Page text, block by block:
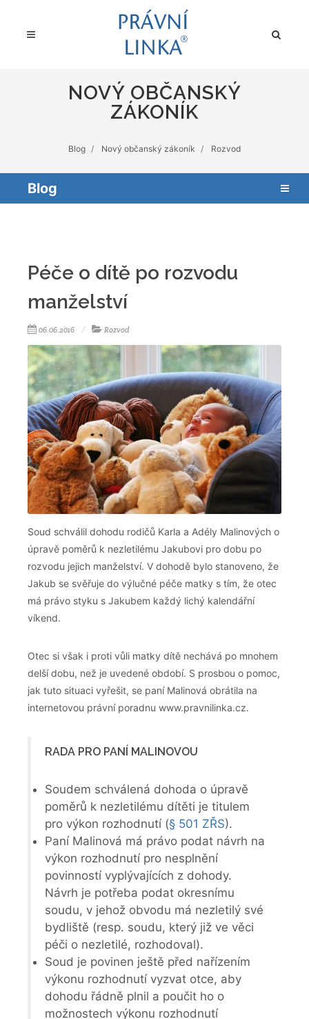
NOVÝ OBČANSKÝ
ZÁKONÍK
Blog Nový občanský zákoník Rozvod
Blog
Péče o dítě po rozvodu
manželství
06.06.2016 Rozvod
Soud schválil dohodu rodičů Karla a Adély Malinových o
úpravě poměrů k nezletilému Jakubovi pro dobu po
rozvodu jejich manželství. V dohodě bylo stanoveno, že
Jakub se svěřuje do výlučné péče matky s tím, že otec
má právo styku s Jakubem každý lichý kalendářní
víkend.
Otec si však i proti vůli matky dítě nechává po mnohem
delší dobu, než je uvedené období. S prosbou o pomoc,
jak tuto situaci vyřešit, se paní Malinová obrátila na
internetovou právní poradnu www.pravnilinka.cz.
RADA PRO PANÍ MALINOVOU
Soudem schválená dohoda o úpravě
poměrů k nezletilému dítěti je titulem
pro výkon rozhodnutí (§ 501 ZŘS).
Paní Malinová má právo podat návrh na
výkon rozhodnutí pro nesplnění
povinností vyplývajících z dohody.
Návrh je potřeba podat okresnímu
soudu, v jehož obvodu má nezletilý své
bydliště (resp. soudu, který již ve věci
péči o nezletilé, rozhodoval).
Soud je povinen ještě před nařízením
výkonu rozhodnutí vyzvat otce, aby
dohodu řádně plnil a poučit ho o
možnostech výkonu rozhodnutí